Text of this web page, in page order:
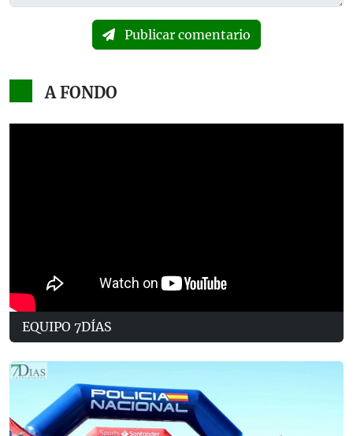
Publicar comentario
A FONDO
EQUIPO 7DÍAS